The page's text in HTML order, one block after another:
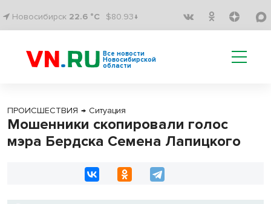
Новосибирск 22.6 °C $80.93↓
Все новости
Новосибирской
области
ПРОИСШЕСТВИЯ → Ситуация
Мошенники скопировали голос
мэра Бердска Семена Лапицкого